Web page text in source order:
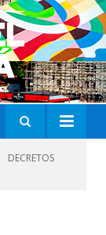
DECRETOS